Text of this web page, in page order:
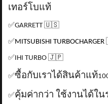
เทอร์โบแท้
✅GARRETT🇺🇸
✅ MITSUBISHI TURBOCHARGER
✅ IHI TURBO🇯🇵
✅ซื้อกับเราได้สินค้าแท้
✅คุ้มค่ากว่า ใช้งานได้ใน